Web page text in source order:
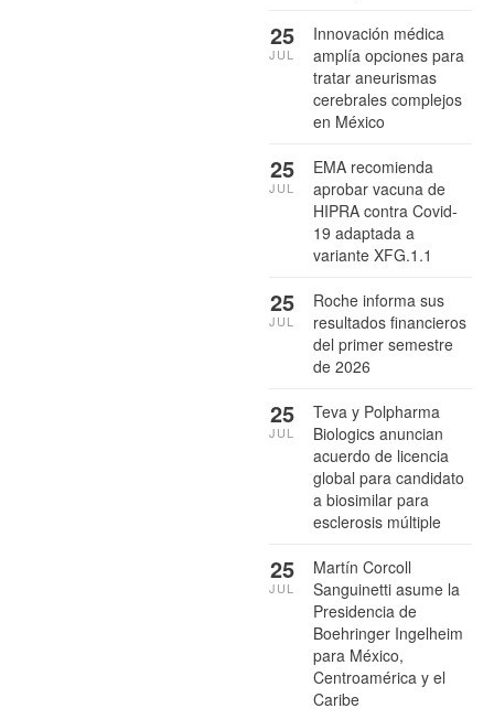
Innovación médica
amplía opciones para
tratar aneurismas
cerebrales complejos
en México
25
JUL
EMA recomienda
aprobar vacuna de
HIPRA contra Covid-
19 adaptada a
variante XFG.1.1
25
JUL
Roche informa sus
resultados financieros
del primer semestre
de 2026
25
JUL
Teva y Polpharma
Biologics anuncian
acuerdo de licencia
global para candidato
a biosimilar para
esclerosis múltiple
25
JUL
Martín Corcoll
Sanguinetti asume la
Presidencia de
Boehringer Ingelheim
para México,
Centroamérica y el
Caribe
25
JUL